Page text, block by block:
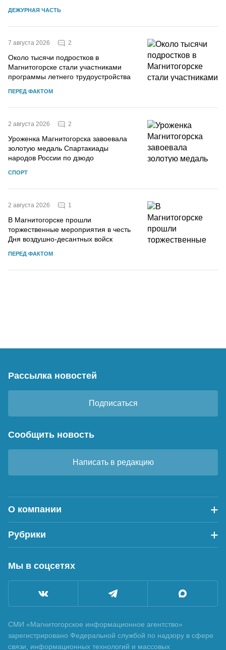
ДЕЖУРНАЯ ЧАСТЬ
7 августа 2026 2
Около тысячи подростков в
Магнитогорске стали участниками
программы летнего трудоустройства
ПЕРЕД ФАКТОМ
2 августа 2026 2
Уроженка Магнитогорска завоевала
золотую медаль Спартакиады
народов России по дзюдо
СПОРТ
2 августа 2026 1
В Магнитогорске прошли
торжественные мероприятия в честь
Дня воздушно-десантных войск
ПЕРЕД ФАКТОМ
Рассылка новостей
Подписаться
Сообщить новость
Написать в редакцию
О компании
Рубрики
Мы в соцсетях
СМИ «Магнитогорское информационное агентство»
зарегистрировано Федеральной службой по надзору в сфере
связи, информационных технологий и массовых